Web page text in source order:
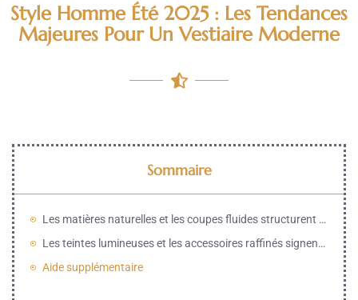
Style Homme Été 2025 : Les Tendances
Majeures Pour Un Vestiaire Moderne
Sommaire
Les matières naturelles et les coupes fluides structurent le vestiaire de la saison
Les teintes lumineuses et les accessoires raffinés signent l’élégance de l’été
Aide supplémentaire